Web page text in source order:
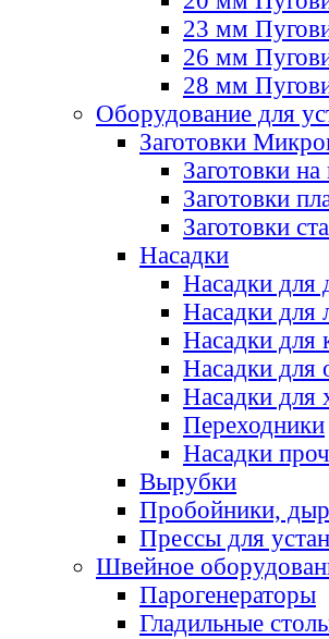
23 мм
26 мм
28 мм
Оборудование для
Заготовки
Заготовки на
Заготовки
Заготовки
Насадки
Насадки для
Насадки для
Насадки для
Насадки для
Насадки для
Переходники
Насадки
Вырубки
Пробойники,
Прессы для
Швейное
Парогенераторы
Гладильные